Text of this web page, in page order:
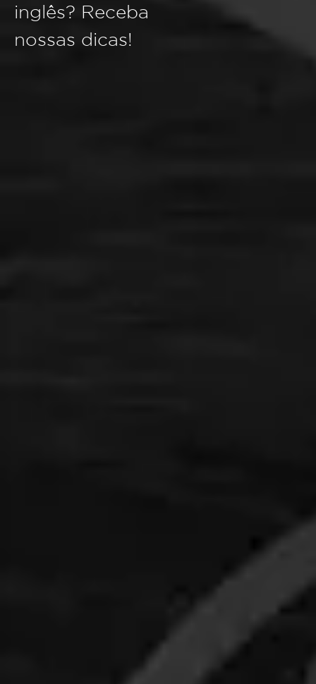
inglês? Receba
nossas dicas!